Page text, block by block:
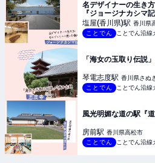
名デザイナーの生き
『ジョージナカシマ記
塩屋(香川県)駅 香川県
ことでん
ことでん沿
「海女の玉取り伝説
琴電志度駅 香川県さぬ
ことでん
ことでん沿
風光明媚な道の駅『
房前駅 香川県高松市
ことでん
ことでん沿線